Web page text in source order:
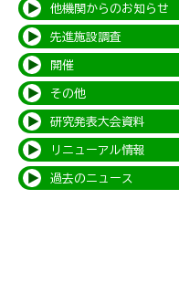
他機関からのお知らせ
先進施設調査
開催
その他
研究発表大会資料
リニューアル情報
過去のニュース